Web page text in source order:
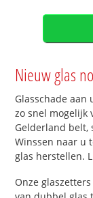
Nieuw glas
Glasschade
zo snel mogelijk
Gelderland
Winssen naar u
glas herstellen.
Onze